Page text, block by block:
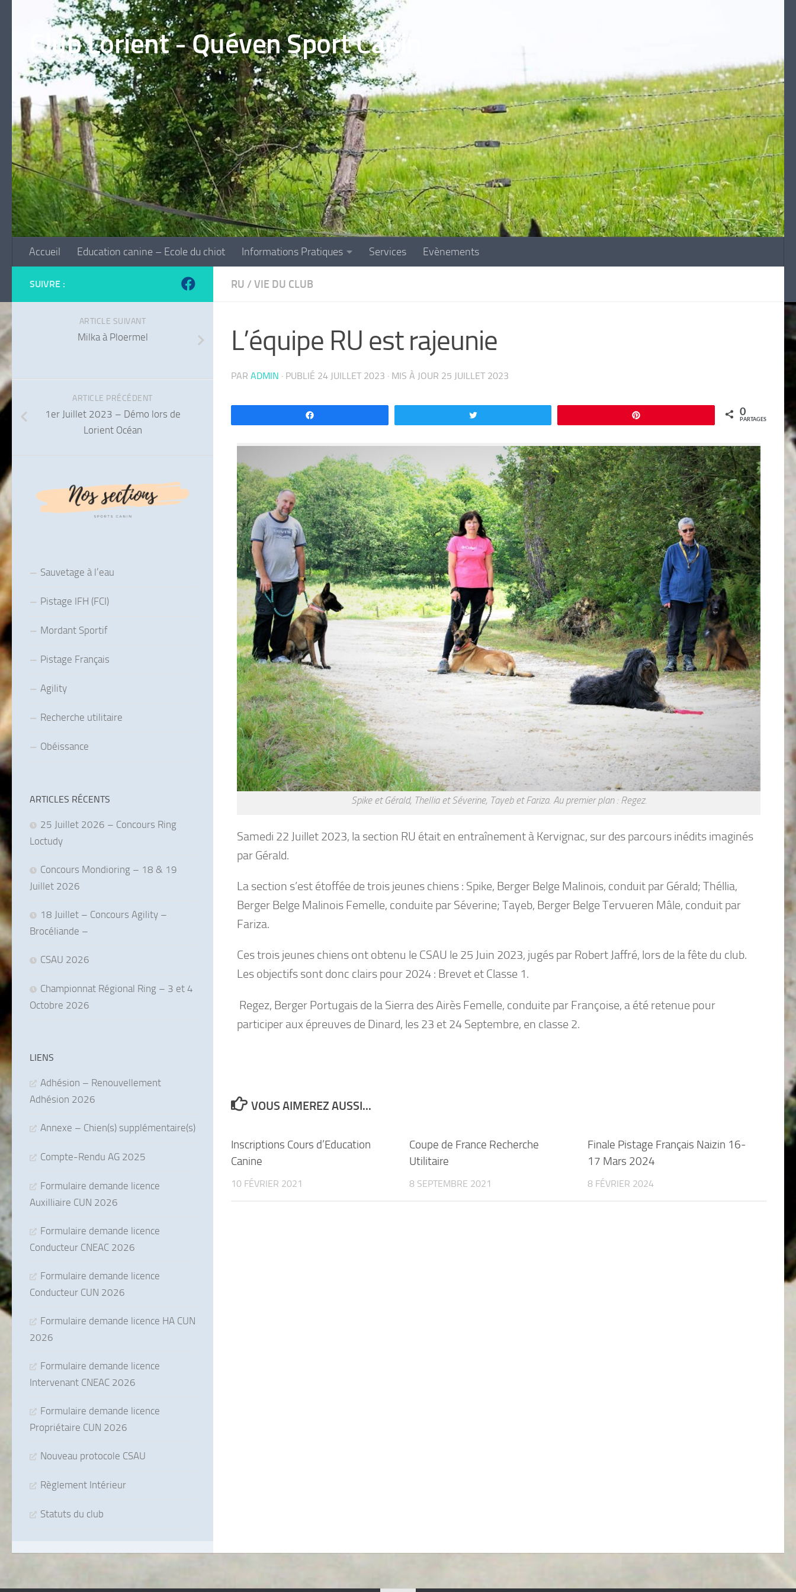
Skip to content
Club Lorient - Quéven Sport Canin
Accueil Education canine – Ecole du chiot Informations Pratiques Services Evènements
RU / VIE DU CLUB
L’équipe RU est rajeunie
PAR ADMIN · PUBLIÉ 24 JUILLET 2023 · MIS À JOUR 25 JUILLET 2023
0
PARTAGES
Spike et Gérald, Thellia et Séverine, Tayeb et Fariza. Au premier plan : Regez.
Samedi 22 Juillet 2023, la section RU était en entraînement à Kervignac, sur des parcours inédits imaginés
par Gérald.
La section s’est étoffée de trois jeunes chiens : Spike, Berger Belge Malinois, conduit par Gérald; Théllia,
Berger Belge Malinois Femelle, conduite par Séverine; Tayeb, Berger Belge Tervueren Mâle, conduit par
Fariza.
Ces trois jeunes chiens ont obtenu le CSAU le 25 Juin 2023, jugés par Robert Jaffré, lors de la fête du club.
Les objectifs sont donc clairs pour 2024 : Brevet et Classe 1.
Regez, Berger Portugais de la Sierra des Airès Femelle, conduite par Françoise, a été retenue pour
participer aux épreuves de Dinard, les 23 et 24 Septembre, en classe 2.
VOUS AIMEREZ AUSSI...
Inscriptions Cours d’Education
Canine
10 FÉVRIER 2021
Coupe de France Recherche
Utilitaire
8 SEPTEMBRE 2021
Finale Pistage Français Naizin 16-
17 Mars 2024
8 FÉVRIER 2024
SUIVRE :
ARTICLE SUIVANT
Milka à Ploermel
ARTICLE PRÉCÉDENT
1er Juillet 2023 – Démo lors de
Lorient Océan
Sauvetage à l’eau
Pistage IFH (FCI)
Mordant Sportif
Pistage Français
Agility
Recherche utilitaire
Obéissance
ARTICLES RÉCENTS
25 Juillet 2026 – Concours Ring
Loctudy
Concours Mondioring – 18 & 19
Juillet 2026
18 Juillet – Concours Agility –
Brocéliande –
CSAU 2026
Championnat Régional Ring – 3 et 4
Octobre 2026
LIENS
Adhésion – Renouvellement
Adhésion 2026
Annexe – Chien(s) supplémentaire(s)
Compte-Rendu AG 2025
Formulaire demande licence
Auxilliaire CUN 2026
Formulaire demande licence
Conducteur CNEAC 2026
Formulaire demande licence
Conducteur CUN 2026
Formulaire demande licence HA CUN
2026
Formulaire demande licence
Intervenant CNEAC 2026
Formulaire demande licence
Propriétaire CUN 2026
Nouveau protocole CSAU
Règlement Intérieur
Statuts du club